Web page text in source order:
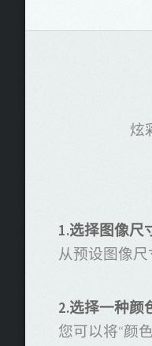
炫
1.选择图像尺
从预设图像尺
2.选择一种颜
您可以将“颜